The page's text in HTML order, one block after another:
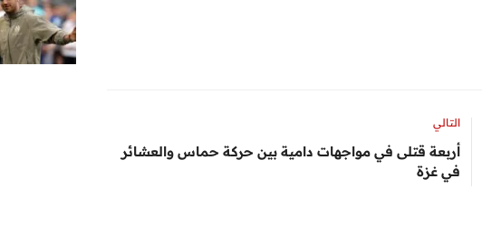
التالي
أربعة قتلى في مواجهات دامية بين حركة حماس والعشائر
في غزة